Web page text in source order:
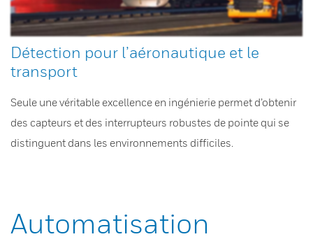
Détection pour l’aéronautique et le
transport
Seule une véritable excellence en ingénierie permet d’obtenir
des capteurs et des interrupteurs robustes de pointe qui se
distinguent dans les environnements difficiles.
Automatisation